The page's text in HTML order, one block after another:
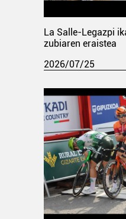
La Salle-Legazpi
zubiaren eraistea
2026/07/25